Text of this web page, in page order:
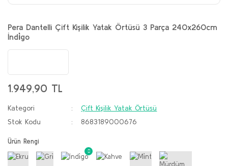
Pera Dantelli Çift Kişilik Yatak Örtüsü 3 Parça 240x260cm
İndi̇go
1.949,90 TL
Kategori
Çift Kişilik Yatak Örtüsü
Stok Kodu
8683189000676
Ürün Rengi